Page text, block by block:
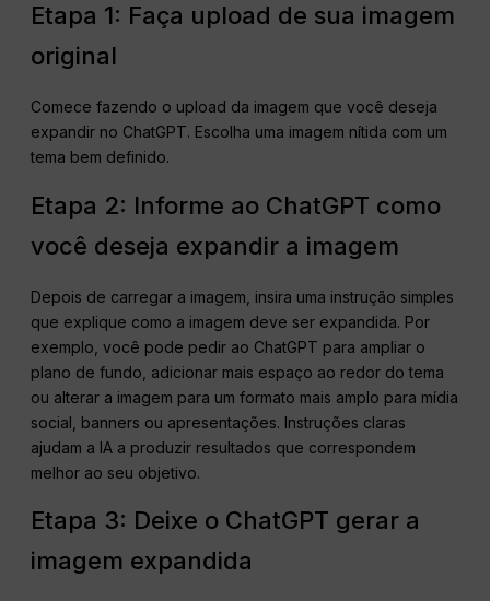
Etapa 1: Faça upload de sua imagem
original
Comece fazendo o upload da imagem que você deseja
expandir no ChatGPT. Escolha uma imagem nítida com um
tema bem definido.
Etapa 2: Informe ao ChatGPT como
você deseja expandir a imagem
Depois de carregar a imagem, insira uma instrução simples
que explique como a imagem deve ser expandida. Por
exemplo, você pode pedir ao ChatGPT para ampliar o
plano de fundo, adicionar mais espaço ao redor do tema
ou alterar a imagem para um formato mais amplo para mídia
social, banners ou apresentações. Instruções claras
ajudam a IA a produzir resultados que correspondem
melhor ao seu objetivo.
Etapa 3: Deixe o ChatGPT gerar a
imagem expandida